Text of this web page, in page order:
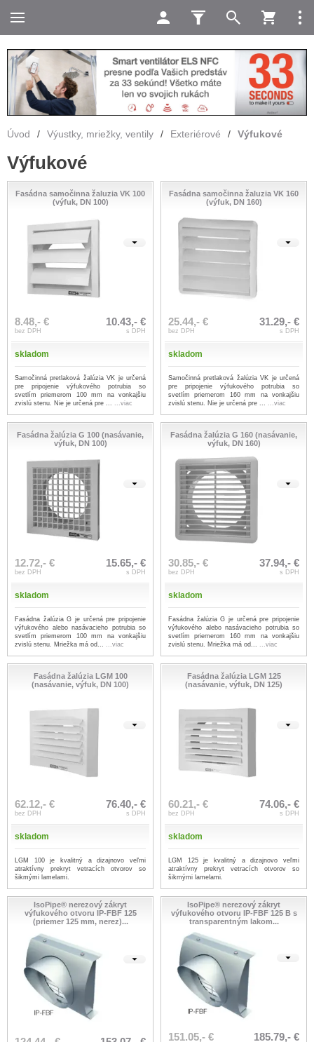
Úvod / Výustky, mriežky, ventily / Exteriérové / Výfukové
Výfukové
Fasádna samočinna žaluzia VK 100
(výfuk, DN 100)
8.48,- €
bez DPH
10.43,- €
s DPH
skladom
Samočinná pretlaková žalúzia VK je určená
pre pripojenie výfukového potrubia so
svetlím priemerom 100 mm na vonkajšiu
zvislú stenu. Nie je určená pre ...
...viac
Fasádna samočinna žaluzia VK 160
(výfuk, DN 160)
25.44,- €
bez DPH
31.29,- €
s DPH
skladom
Samočinná pretlaková žalúzia VK je určená
pre pripojenie výfukového potrubia so
svetlím priemerom 160 mm na vonkajšiu
zvislú stenu. Nie je určená pre ...
...viac
Fasádna žalúzia G 100 (nasávanie,
výfuk, DN 100)
12.72,- €
bez DPH
15.65,- €
s DPH
skladom
Fasádna žalúzia G je určená pre pripojenie
výfukového alebo nasávacieho potrubia so
svetlím priemerom 100 mm na vonkajšiu
zvislú stenu. Mriežka má od...
...viac
Fasádna žalúzia G 160 (nasávanie,
výfuk, DN 160)
30.85,- €
bez DPH
37.94,- €
s DPH
skladom
Fasádna žalúzia G je určená pre pripojenie
výfukového alebo nasávacieho potrubia so
svetlím priemerom 160 mm na vonkajšiu
zvislú stenu. Mriežka má od...
...viac
Fasádna žalúzia LGM 100
(nasávanie, výfuk, DN 100)
62.12,- €
bez DPH
76.40,- €
s DPH
skladom
LGM 100 je kvalitný a dizajnovo veľmi
atraktívny prekryt vetracích otvorov so
šikmými lamelami.
Fasádna žalúzia LGM 125
(nasávanie, výfuk, DN 125)
60.21,- €
bez DPH
74.06,- €
s DPH
skladom
LGM 125 je kvalitný a dizajnovo veľmi
atraktívny prekryt vetracích otvorov so
šikmými lamelami.
IsoPipe® nerezový zákryt
výfukového otvoru IP-FBF 125
(priemer 125 mm, nerez)...
IsoPipe® nerezový zákryt
výfukového otvoru IP-FBF 125 B s
transparentným lakom...
151.05,- € 185.79,- €